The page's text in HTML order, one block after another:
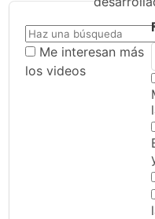
Me interesan más
los videos